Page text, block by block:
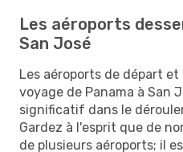
Les aéroports
San José
Les aéroports de départ
voyage de Panama à San
significatif dans le
Gardez à l'esprit que de
de plusieurs aéroports; il